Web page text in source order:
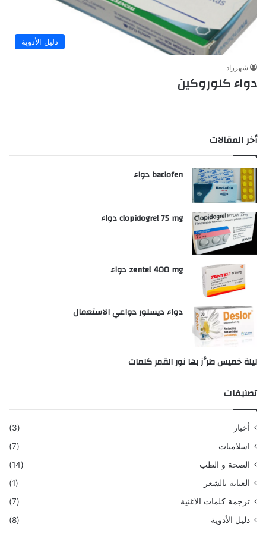
دليل الأدوية
شهرزاد
دواء كلوروكين
أخر المقالات
baclofen دواء
clopidogrel 75 mg دواء
zentel 400 mg دواء
دواء ديسلور دواعي الاستعمال
ليلة خميس طرَّز بها نور القمر كلمات
تصنيفات
أخبار
(3)
اسلاميات
(7)
الصحة و الطب
(14)
العناية بالشعر
(1)
ترجمة كلمات الاغنية
(7)
دليل الأدوية
(8)